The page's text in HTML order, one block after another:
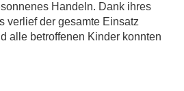
Handeln. Dank ihres
verlief der gesamte Einsatz
alle betroffenen Kinder konnten